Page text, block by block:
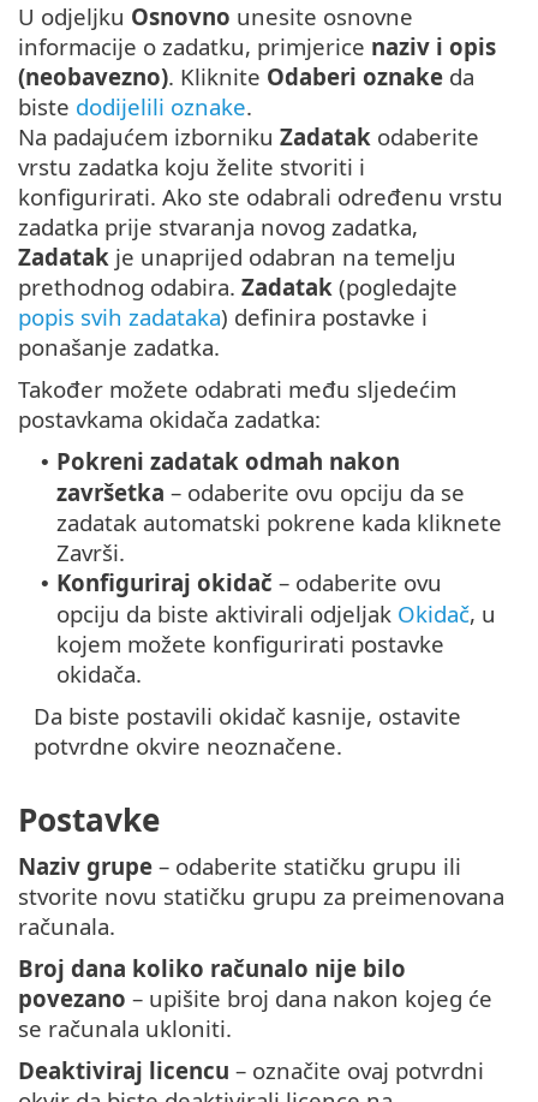
U odjeljku Osnovno unesite osnovne
informacije o zadatku, primjerice naziv i opis
(neobavezno). Kliknite Odaberi oznake da
biste dodijelili oznake.
Na padajućem izborniku Zadatak odaberite
vrstu zadatka koju želite stvoriti i
konfigurirati. Ako ste odabrali određenu vrstu
zadatka prije stvaranja novog zadatka,
Zadatak je unaprijed odabran na temelju
prethodnog odabira. Zadatak (pogledajte
popis svih zadataka) definira postavke i
ponašanje zadatka.
Također možete odabrati među sljedećim
postavkama okidača zadatka:
• Pokreni zadatak odmah nakon
završetka – odaberite ovu opciju da se
zadatak automatski pokrene kada kliknete
Završi.
• Konfiguriraj okidač – odaberite ovu
opciju da biste aktivirali odjeljak Okidač, u
kojem možete konfigurirati postavke
okidača.
Da biste postavili okidač kasnije, ostavite
potvrdne okvire neoznačene.
Postavke
Naziv grupe – odaberite statičku grupu ili
stvorite novu statičku grupu za preimenovana
računala.
Broj dana koliko računalo nije bilo
povezano – upišite broj dana nakon kojeg će
se računala ukloniti.
Deaktiviraj licencu – označite ovaj potvrdni